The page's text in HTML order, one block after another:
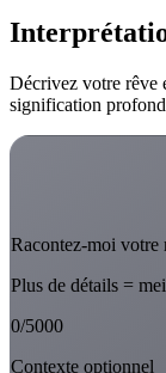
Décrivez votre rêve
signification
Racontez-moi votre
Plus de détails =
0/5000
Contexte optionnel